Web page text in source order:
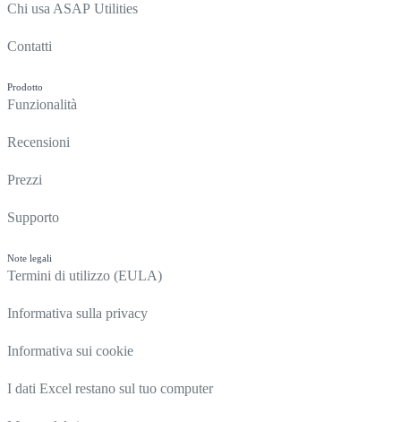
Chi usa ASAP Utilities
Contatti
Prodotto
Funzionalità
Recensioni
Prezzi
Supporto
Note legali
Termini di utilizzo (EULA)
Informativa sulla privacy
Informativa sui cookie
I dati Excel restano sul tuo computer